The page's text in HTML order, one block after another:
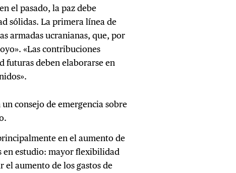
el pasado, la paz debe
sólidas. La primera línea de
armadas ucranianas, que, por
«Las contribuciones
futuras deben elaborarse en
consejo de emergencia sobre
en el aumento de
en estudio: mayor flexibilidad
aumento de los gastos de